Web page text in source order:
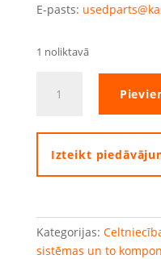
E-pasts:
1 noliktavā
MLT633
quantity
Izteikt
Kategorijas:
sistēmas un to